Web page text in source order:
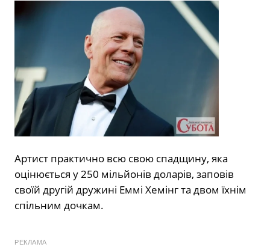
Артист практично всю свою спадщину, яка
оцінюється у 250 мільйонів доларів, заповів
своїй другій дружині Еммі Хемінг та двом їхнім
спільним дочкам.
РЕКЛАМА